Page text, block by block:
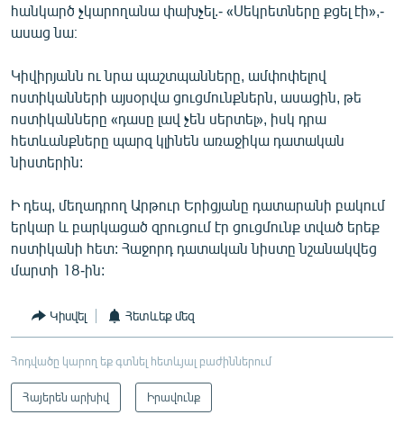
հանկարծ չկարողանա փախչել.- «Սեկրետները քցել էի»,-
ասաց նա։
Կիվիրյանն ու նրա պաշտպանները, ամփոփելով
ոստիկանների այսօրվա ցուցմունքներն, ասացին, թե
ոստիկանները «դասը լավ չեն սերտել», իսկ դրա
հետևանքները պարզ կլինեն առաջիկա դատական
նիստերին:
Ի դեպ, մեղադրող Արթուր Երիցյանը դատարանի բակում
երկար և բարկացած զրուցում էր ցուցմունք տված երեք
ոստիկանի հետ: Հաջորդ դատական նիստը նշանակվեց
մարտի 18-ին:
Կիսվել Հետևեք մեզ
Հոդվածը կարող եք գտնել հետևյալ բաժիններում
Հայերեն արխիվ Իրավունք